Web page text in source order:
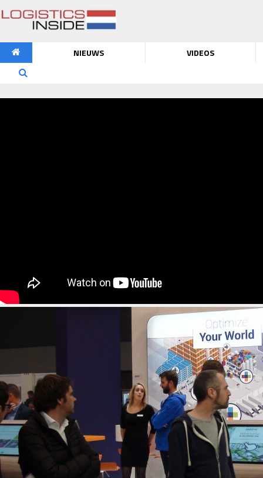
NIEUWS VIDEOS